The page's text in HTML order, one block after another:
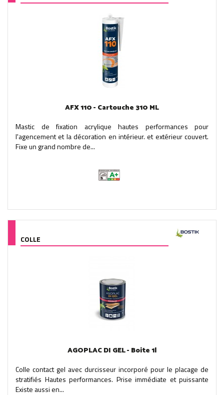
AFX 110 - Cartouche 310 ML
Mastic de fixation acrylique hautes performances pour
l'agencement et la décoration en intérieur. et extérieur couvert.
Fixe un grand nombre de...
COLLE
AGOPLAC DI GEL - Boite 1l
Colle contact gel avec durcisseur incorporé pour le placage de
stratifiés Hautes performances. Prise immédiate et puissante
Existe aussi en...